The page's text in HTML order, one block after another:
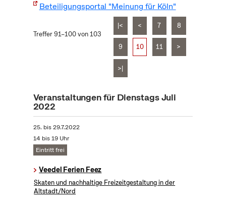
Beteiligungsportal "Meinung für Köln"
Treffer 91–100 von 103
|< < 7 8
9 10 11 >
>|
Veranstaltungen für Dienstags Juli
2022
25. bis29.7.2022
14 bis 19 Uhr
Eintritt frei
Veedel Ferien Feez
Skaten und nachhaltige Freizeitgestaltung in der
Altstadt/Nord